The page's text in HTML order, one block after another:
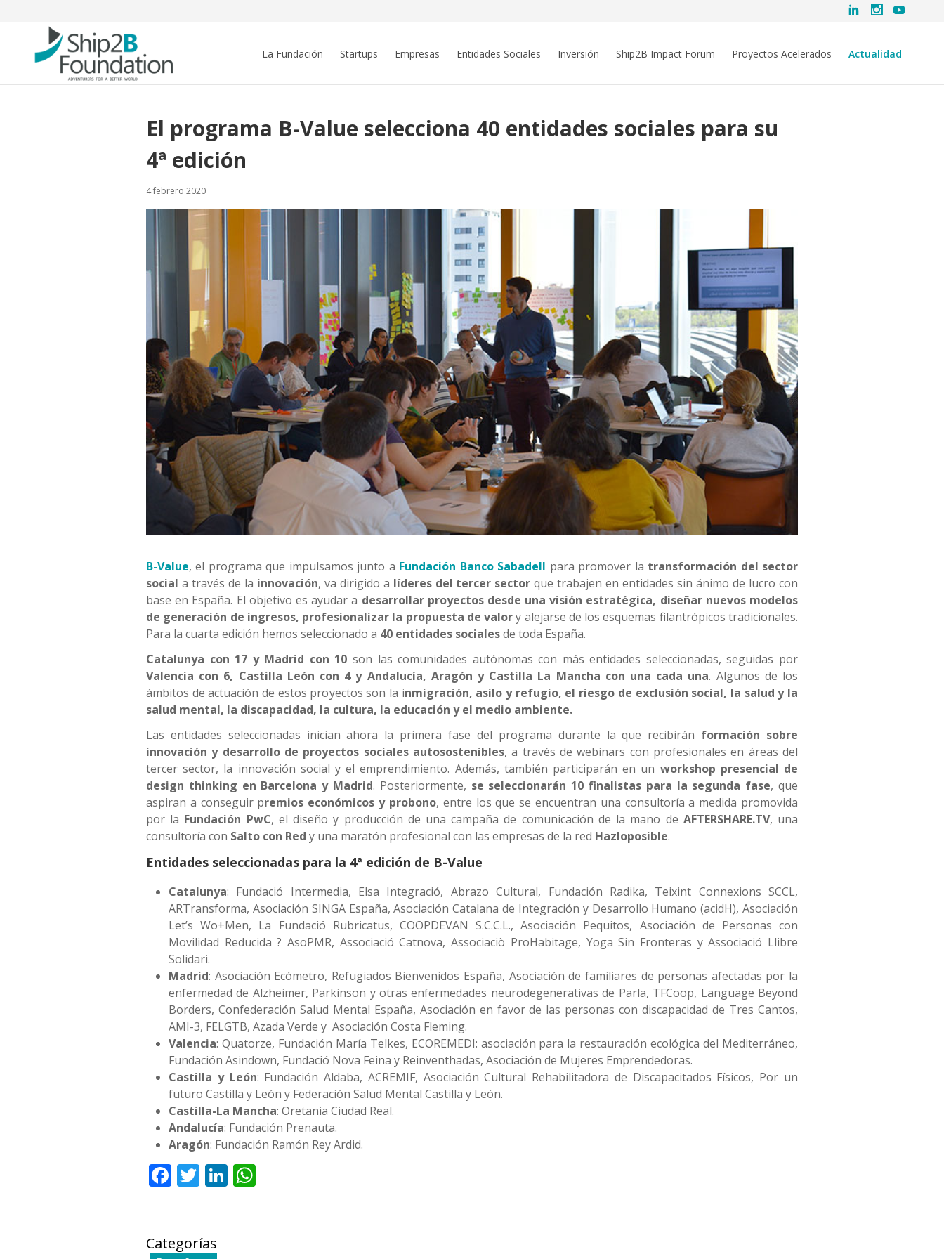
La Fundación Startups Empresas Entidades Sociales Inversión Ship2B Impact Forum Proyectos Acelerados Actualidad
El programa B-Value selecciona 40 entidades sociales para su
4ª edición
4 febrero 2020
B-Value, el programa que impulsamos junto a Fundación Banco Sabadell para promover la transformación del sector
social a través de la innovación, va dirigido a líderes del tercer sector que trabajen en entidades sin ánimo de lucro con
base en España. El objetivo esayudar a desarrollar proyectos desde una visión estratégica, diseñar nuevos modelos
de generación de ingresos, profesionalizar la propuesta de valory alejarse de los esquemas filantrópicos tradicionales.
Para la cuarta edición hemos seleccionado a 40 entidades socialesde toda España.
Catalunya con 17 y Madrid con 10 son las comunidades autónomas con más entidades seleccionadas, seguidas por
Valencia con 6, Castilla León con 4 y Andalucía, Aragón y Castilla La Mancha con una cada una. Algunos de los
ámbitos de actuación de estos proyectos son la inmigración, asilo y refugio, el riesgo de exclusión social, la salud y la
salud mental, la discapacidad, la cultura, la educación y el medio ambiente.
Las entidades seleccionadas inician ahora la primera fase del programa durante la que recibirán formación sobre
innovación y desarrollo de proyectos sociales autosostenibles, a través de webinars con profesionales en áreas del
tercer sector, la innovación social y el emprendimiento. Además, también participarán en un workshop presencial de
design thinking en Barcelona y Madrid. Posteriormente, se seleccionarán 10 finalistas para la segunda fase, que
aspiran a conseguir premios económicos y probono, entre los que se encuentran una consultoría a medida promovida
por la Fundación PwC, el diseño y producción de una campaña de comunicación de la mano de AFTERSHARE.TV, una
consultoría con Salto con Red y una maratón profesional con las empresas de la red Hazloposible.
Entidades seleccionadas para la 4ª edición de B-Value
Catalunya: Fundació Intermedia, Elsa Integració, Abrazo Cultural, Fundación Radika, Teixint Connexions SCCL,
ARTransforma, Asociación SINGA España, Asociación Catalana de Integración y Desarrollo Humano (acidH), Asociación
Let’s Wo+Men, La Fundació Rubricatus, COOPDEVAN S.C.C.L., Asociación Pequitos, Asociación de Personas con
Movilidad Reducida ? AsoPMR, Associació Catnova, Associaciò ProHabitage, Yoga Sin Fronteras y Associació Llibre
Solidari.
Madrid: Asociación Ecómetro, Refugiados Bienvenidos España, Asociación de familiares de personas afectadas por la
enfermedad de Alzheimer, Parkinson y otras enfermedades neurodegenerativas de Parla, TFCoop, Language Beyond
Borders, Confederación Salud Mental España, Asociación en favor de las personas con discapacidad de Tres Cantos,
AMI-3, FELGTB, Azada Verde y Asociación Costa Fleming.
Valencia: Quatorze, Fundación María Telkes, ECOREMEDI: asociación para la restauración ecológica del Mediterráneo,
Fundación Asindown, Fundació Nova Feina y Reinventhadas, Asociación de Mujeres Emprendedoras.
Castilla y León: Fundación Aldaba, ACREMIF, Asociación Cultural Rehabilitadora de Discapacitados Físicos, Por un
futuro Castilla y León y Federación Salud Mental Castilla y León.
Castilla-La Mancha: Oretania Ciudad Real.
Andalucía: Fundación Prenauta.
Aragón: Fundación Ramón Rey Ardid.
Facebook
TwitterLinkedIn
Categorías